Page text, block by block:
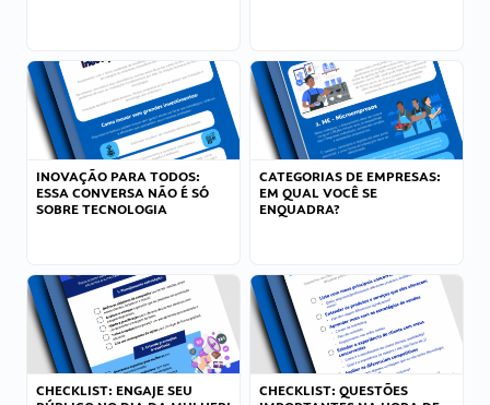
INOVAÇÃO PARA TODOS:
ESSA CONVERSA NÃO É SÓ
SOBRE TECNOLOGIA
CATEGORIAS DE EMPRESAS:
EM QUAL VOCÊ SE
ENQUADRA?
CHECKLIST: ENGAJE SEU
CHECKLIST: QUESTÕES